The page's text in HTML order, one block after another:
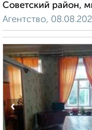
Советский район,
Агентство,
‹